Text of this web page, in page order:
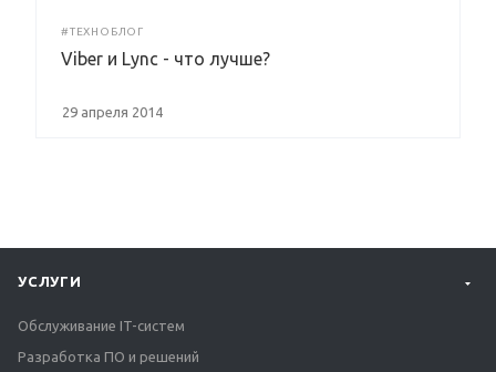
#ТЕХНОБЛОГ
Viber и Lync - что лучше?
29 апреля 2014
УСЛУГИ
Обслуживание IT-систем
Разработка ПО и решений